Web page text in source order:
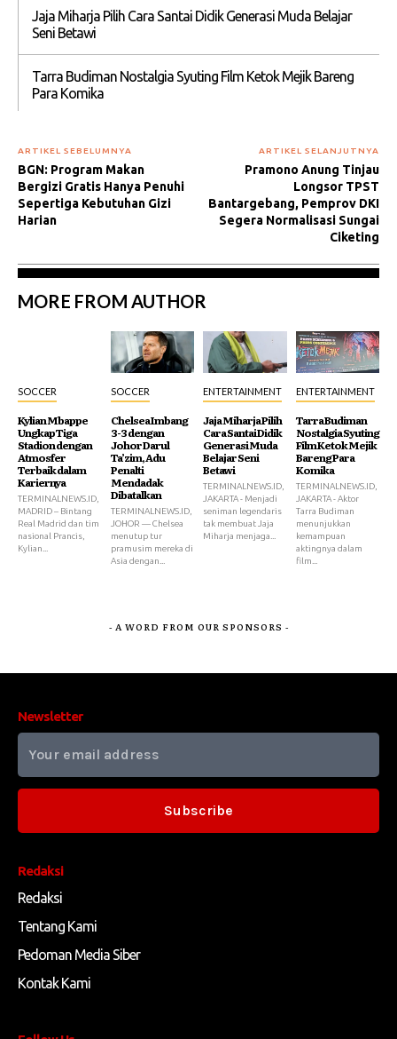
Jaja Miharja Pilih Cara Santai Didik Generasi Muda Belajar
Seni Betawi
Tarra Budiman Nostalgia Syuting Film Ketok Mejik Bareng
Para Komika
ARTIKEL SEBELUMNYA
BGN: Program Makan
Bergizi Gratis Hanya Penuhi
Sepertiga Kebutuhan Gizi
Harian
ARTIKEL SELANJUTNYA
Pramono Anung Tinjau
Longsor TPST
Bantargebang, Pemprov DKI
Segera Normalisasi Sungai
Ciketing
MORE FROM AUTHOR
SOCCER
Kylian Mbappe
Ungkap Tiga
Stadion dengan
Atmosfer
Terbaik dalam
Kariernya
TERMINALNEWS.ID,
MADRID – Bintang
Real Madrid dan tim
nasional Prancis,
Kylian...
SOCCER
Chelsea Imbang
3-3 dengan
Johor Darul
Ta’zim, Adu
Penalti
Mendadak
Dibatalkan
TERMINALNEWS.ID,
JOHOR — Chelsea
menutup tur
pramusim mereka di
Asia dengan...
ENTERTAINMENT
Jaja Miharja Pilih
Cara Santai Didik
Generasi Muda
Belajar Seni
Betawi
TERMINALNEWS.ID,
JAKARTA - Menjadi
seniman legendaris
tak membuat Jaja
Miharja menjaga...
ENTERTAINMENT
Tarra Budiman
Nostalgia Syuting
Film Ketok Mejik
Bareng Para
Komika
TERMINALNEWS.ID,
JAKARTA - Aktor
Tarra Budiman
menunjukkan
kemampuan
aktingnya dalam
film...
- A WORD FROM OUR SPONSORS -
Redaksi
Redaksi
Tentang Kami
Pedoman Media Siber
Kontak Kami
Newsletter
Subscribe